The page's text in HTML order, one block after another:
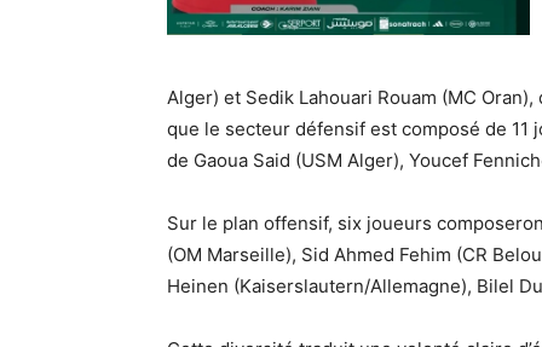
Alger) et Sedik Lahouari Rouam (MC
que le secteur défensif est composé de 11
de Gaoua Said (USM Alger), Youcef
Sur le plan offensif, six joueurs
(OM Marseille), Sid Ahmed Fehim (CR
Heinen (Kaiserslautern/Allemagne), Bilel